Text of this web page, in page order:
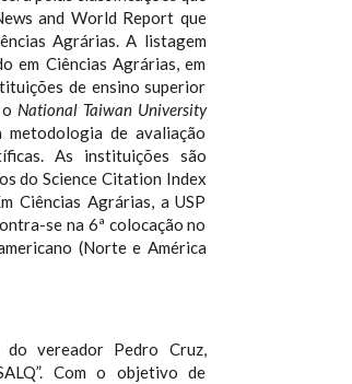
and World Report que
Agrárias. A listagem
em Ciências Agrárias, em
de ensino superior
National Taiwan University
de avaliação
As instituições são
do Science Citation Index
Ciências Agrárias, a USP
se na 6ª colocação no
(Norte e América
vereador Pedro Cruz,
Com o objetivo de